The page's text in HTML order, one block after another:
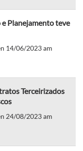
Planejamento teve
14/06/2023 am
Terceirizados
24/08/2023 am